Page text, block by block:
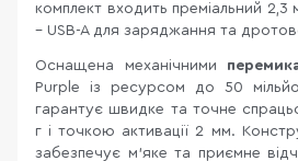
комплект входить преміальний 2,3
– USB-A для заряджання та
Оснащена механічними
Purple із ресурсом до 50
гарантує швидке та точне
г і точкою активації 2 мм.
забезпечує м’яке та приємне